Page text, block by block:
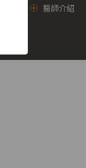
醫師介紹